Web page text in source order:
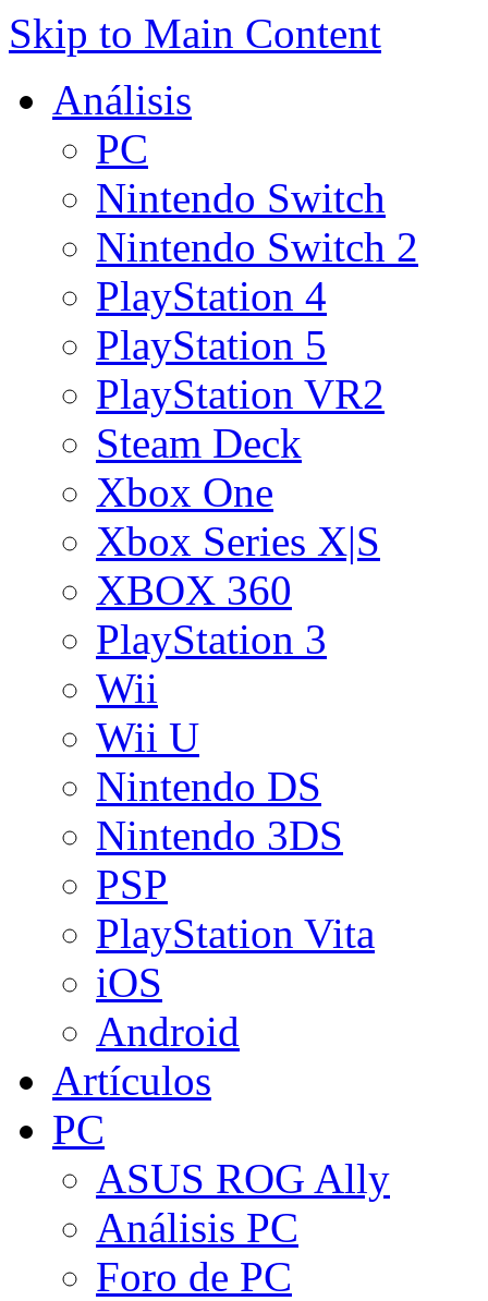
Skip to Main Content
Análisis
PC
Nintendo Switch
Nintendo Switch 2
PlayStation 4
PlayStation 5
PlayStation VR2
Steam Deck
Xbox One
Xbox Series X|S
XBOX 360
PlayStation 3
Wii
Wii U
Nintendo DS
Nintendo 3DS
PSP
PlayStation Vita
iOS
Android
Artículos
PC
ASUS ROG Ally
Análisis PC
Foro de PC